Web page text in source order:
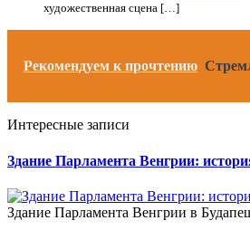
художественная сцена […]
Рекомендуем к прочтению
Интересные записи
Здание Парламента Венгрии:
Здание Парламента Венгрии в